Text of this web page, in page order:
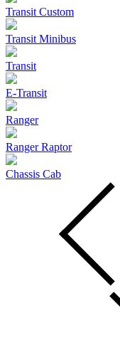
Transit Custom
Transit Minibus
Transit
E-Transit
Ranger
Ranger Raptor
Chassis Cab